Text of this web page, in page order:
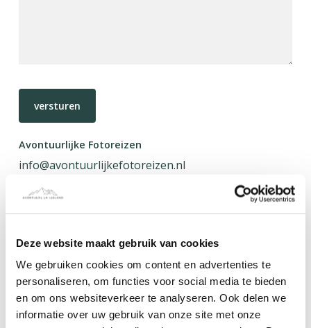
Deze website maakt gebruik van cookies
We gebruiken cookies om content en advertenties te
personaliseren, om functies voor social media te bieden
en om ons websiteverkeer te analyseren. Ook delen we
informatie over uw gebruik van onze site met onze
Avontuurlijke Fotoreizen
info@avontuurlijkefotoreizen.nl
+31 (0)6 25 45 71 98
ONZE PARTNERS